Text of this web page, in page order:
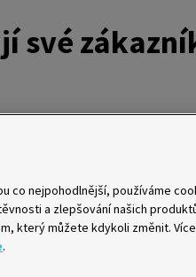
své
kampaní mezi
o kartách a PINech. Stále
nebo jiného přepravce a
čísla karty, CVV kódu a
mobilní telefon,
tak nad ní ztrácí
co nejpohodlnější, používáme
a zlepšování našich
který můžete kdykoli změnit.
.